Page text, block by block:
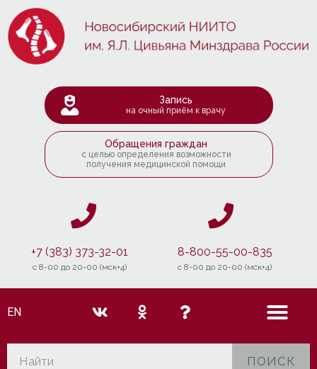
Запись
на очный приём к врачу
Обращения граждан
с целью определения возможности
получения медицинской помощи
+7 (383) 373-32-01
c 8-00 до 20-00 (мск+4)
8-800-55-00-835
c 8-00 до 20-00 (мск+4)
EN
ПОИСК